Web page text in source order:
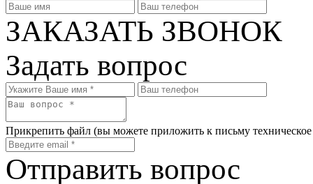
ЗАКАЗАТЬ ЗВОНОК
Задать вопрос
Прикрепить файл (вы можете приложить к письму
Отправить вопрос